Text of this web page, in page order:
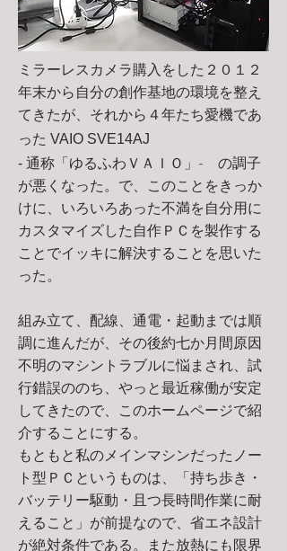
​ミラーレスカメラ購入をした２０１２
年末から自分の創作基地の環境を整え
てきたが、それから４年たち愛機であ
った VAIO SVE14AJ
- 通称「 ゆるふわＶＡＩＯ」- の調子
が悪くなった。で、このことをきっか
けに、いろいろあった不満を自分用に
カスタマイズした自作ＰＣを製作する
ことでイッキに解決することを思いた
った。
​組み立て、配線、通電・起動までは順
調に進んだが、その後約七か月間原因
不明のマシントラブルに悩まされ、試
行錯誤ののち、やっと最近稼働が安定
してきたので、このホームページで紹
介することにする。
もともと私のメインマシンだったノー
ト型ＰＣというものは、「持ち歩き・
バッテリー駆動・且つ長時間作業に耐
えること」が前提なので、省エネ設計
が絶対条件である。また放熱にも限界